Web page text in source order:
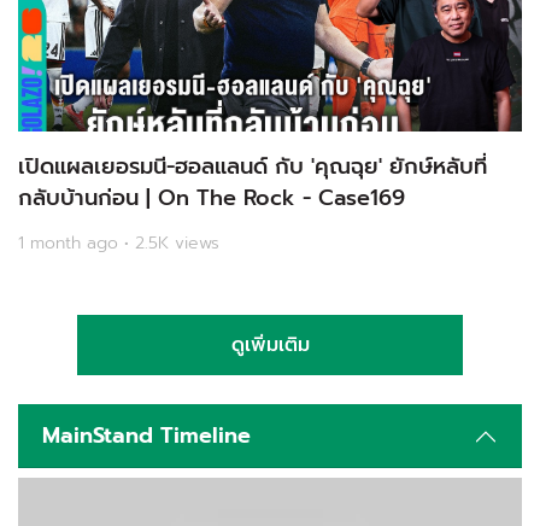
เปิดแผลเยอรมนี-ฮอลแลนด์ กับ 'คุณฉุย' ยักษ์หลับที่
กลับบ้านก่อน | On The Rock - Case169
1 month ago • 2.5K views
ดูเพิ่มเติม
MainStand Timeline